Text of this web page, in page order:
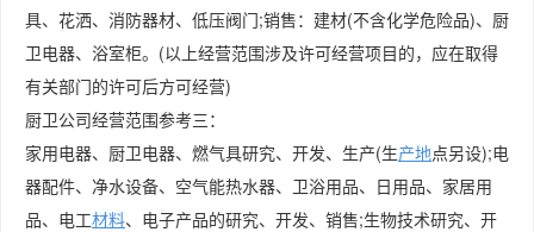
具、花洒、消防器材、低压阀门;销售：建材(不含化学危险品)、厨
卫电器、浴室柜。(以上经营范围涉及许可经营项目的，应在取得
有关部门的许可后方可经营)
厨卫公司经营范围参考三：
家用电器、厨卫电器、燃气具研究、开发、生产(生产地点另设);电
器配件、净水设备、空气能热水器、卫浴用品、日用品、家居用
品、电工材料、电子产品的研究、开发、销售;生物技术研究、开